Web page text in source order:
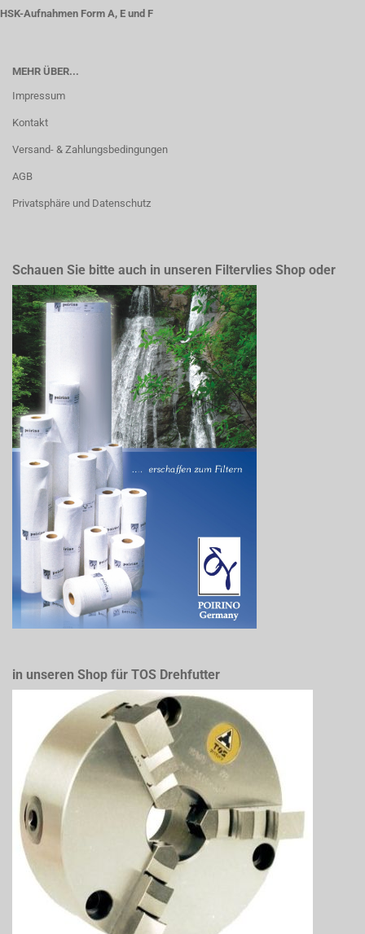
HSK-Aufnahmen Form A, E und F
MEHR ÜBER...
Impressum
Kontakt
Versand- & Zahlungsbedingungen
AGB
Privatsphäre und Datenschutz
Schauen Sie bitte auch in unseren Filtervlies Shop oder
in unseren Shop für TOS Drehfutter